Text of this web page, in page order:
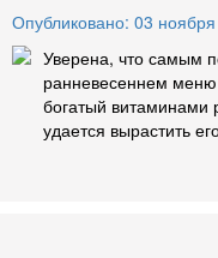
Опубликовано: 03
Уверена, что самым
ранневесеннем
богатый витаминами
удается вырастить